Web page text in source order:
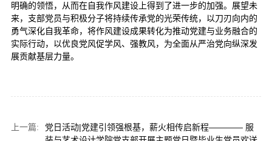
明确的领悟，从而在自我作风建设上得到了进一步的加强。展望未
来，支部党员与积极分子将持续传承党的光荣传统，以刀刃向内的
勇气深化自我革命，将作风建设成果转化为推动党建与业务融合的
实际行动，以优良党风促学风、强教风，为全面从严治党向纵深发
展贡献基层力量。
上一篇:
党日活动|党建引领强根基，薪火相传启新程———— 服